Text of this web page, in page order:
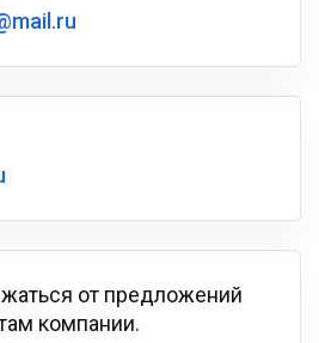
от предложений
компании.